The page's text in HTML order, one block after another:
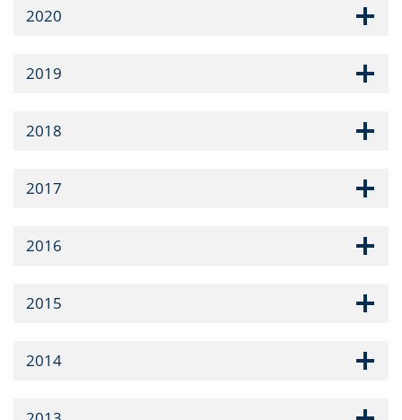
2020
2019
2018
2017
2016
2015
2014